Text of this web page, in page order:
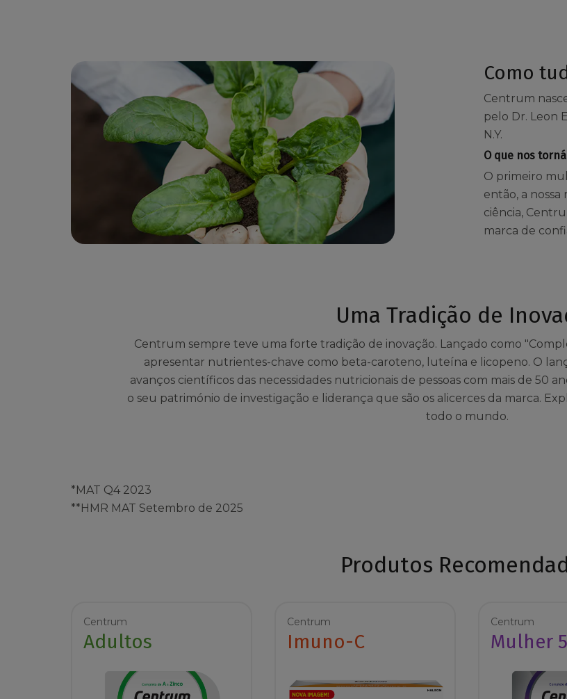
Como
Centrum
pelo Dr. Leon
N.Y.
O que nos
O primeiro
então, a
ciência,
marca de
Uma Tradição de
Centrum sempre teve uma forte tradição de inovação. Lançado como
apresentar nutrientes-chave como beta-caroteno, luteína e licopeno. O
avanços científicos das necessidades nutricionais de pessoas com mais de 50
o seu património de investigação e liderança que são os alicerces da marca.
todo o mundo.
*MAT Q4 2023
**HMR MAT Setembro de 2025
Produtos
Centrum
Adultos
Centrum
Imuno-C
Centrum
Mulher